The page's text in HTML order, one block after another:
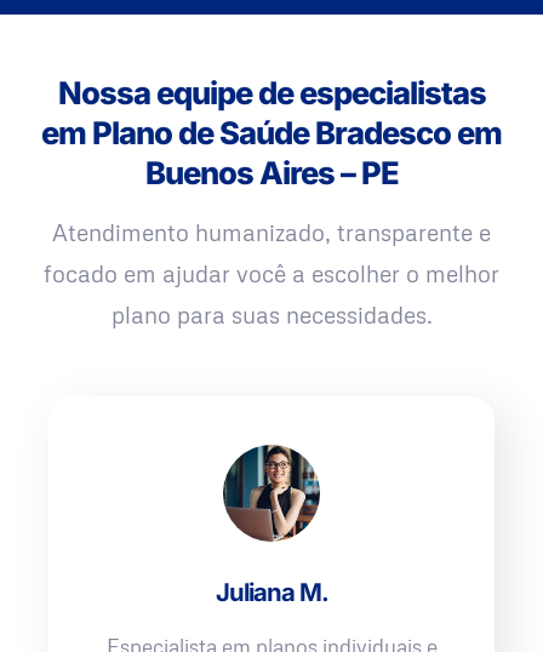
Nossa equipe de especialistas
em Plano de Saúde Bradesco em
Buenos Aires – PE
Atendimento humanizado, transparente e
focado em ajudar você a escolher o melhor
plano para suas necessidades.
Juliana M.
Especialista em planos individuais e